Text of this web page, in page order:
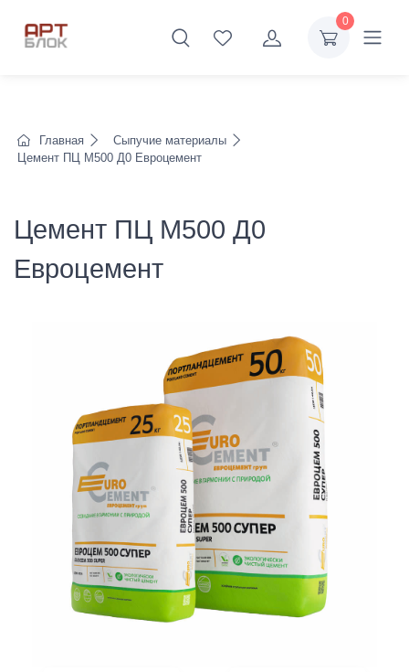
0
Главная
Сыпучие материалы
Цемент ПЦ М500 Д0 Евроцемент
Цемент ПЦ М500 Д0
Евроцемент